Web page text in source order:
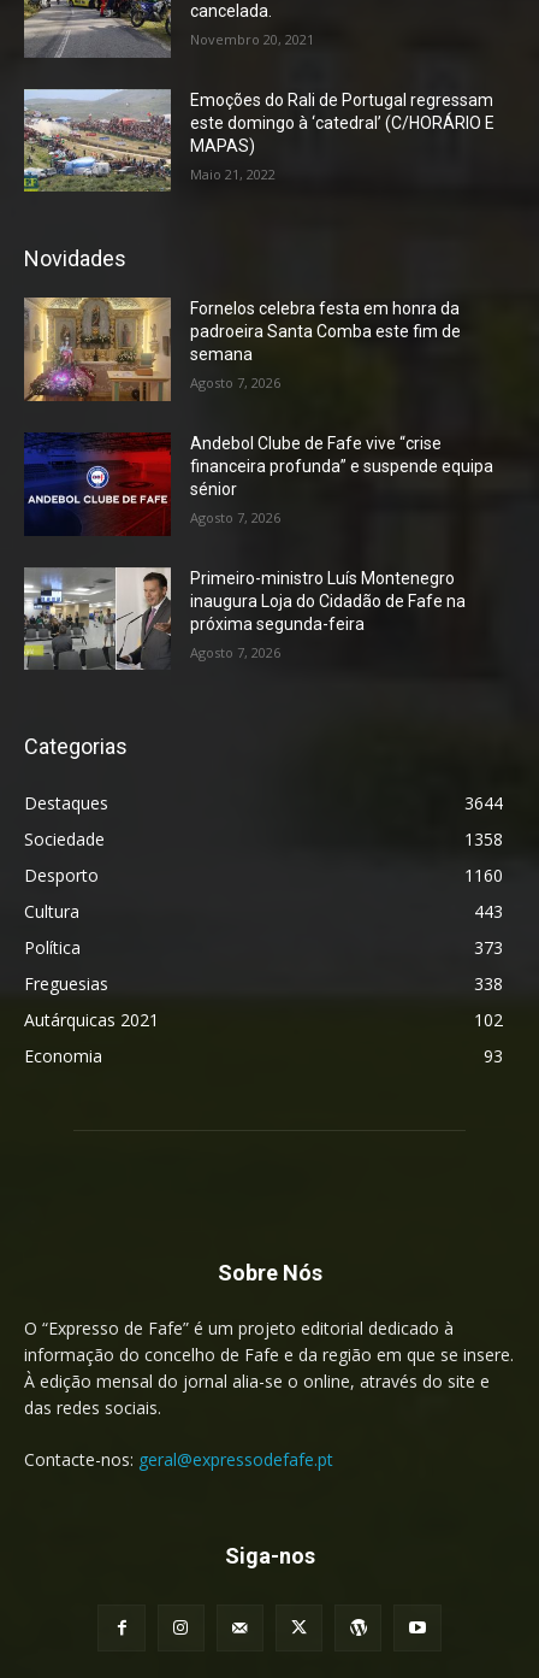
cancelada.
Novembro 20, 2021
Emoções do Rali de Portugal regressam
este domingo à ‘catedral’ (C/HORÁRIO E
MAPAS)
Maio 21, 2022
Novidades
Fornelos celebra festa em honra da
padroeira Santa Comba este fim de
semana
Agosto 7, 2026
Andebol Clube de Fafe vive “crise
financeira profunda” e suspende equipa
sénior
Agosto 7, 2026
Primeiro-ministro Luís Montenegro
inaugura Loja do Cidadão de Fafe na
próxima segunda-feira
Agosto 7, 2026
Categorias
Destaques
3644
Sociedade
1358
Desporto
1160
Cultura
443
Política
373
Freguesias
338
Autárquicas 2021
102
Economia
93
Sobre Nós
O “Expresso de Fafe” é um projeto editorial dedicado à
informação do concelho de Fafe e da região em que se insere.
À edição mensal do jornal alia-se o online, através do site e
das redes sociais.
Contacte-nos: geral@expressodefafe.pt
Siga-nos